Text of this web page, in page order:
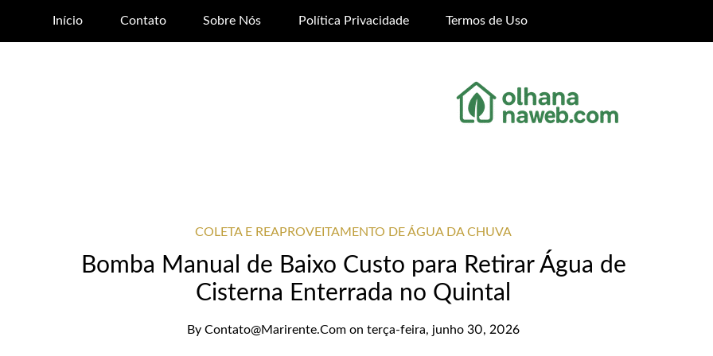
Início Contato Sobre Nós Política Privacidade Termos de Uso
COLETA E REAPROVEITAMENTO DE ÁGUA DA CHUVA
Bomba Manual de Baixo Custo para Retirar Água de
Cisterna Enterrada no Quintal
ByContato@marirente.com onterça-feira, junho 30, 2026